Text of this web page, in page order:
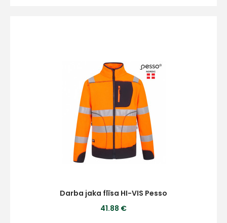
Darba jaka flīsa HI-VIS Pesso
41.88 €